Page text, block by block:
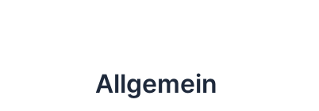
Allgemein